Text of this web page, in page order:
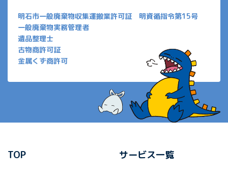
明石市一般廃棄物収集運搬業許可証 明資循指令第15号
一般廃棄物実務管理者
遺品整理士
古物商許可証
金属くず商許可
TOP サービス一覧